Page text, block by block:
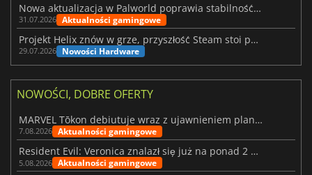
Nowa aktualizacja w Palworld poprawia stabilność Sunreach i walk z bossami
31.07.2026 Aktualności gamingowe
Projekt Helix znów w grze, przyszłość Steam stoi pod znakiem zapytania
29.07.2026 Nowości Hardware
NOWOŚCI, DOBRE OFERTY
MARVEL Tōkon debiutuje wraz z ujawnieniem planu rozwoju na pierwszy rok
7.08.2026 Aktualności gamingowe
Resident Evil: Veronica znalazł się już na ponad 2 milionach list życzeń
5.08.2026 Aktualności gamingowe